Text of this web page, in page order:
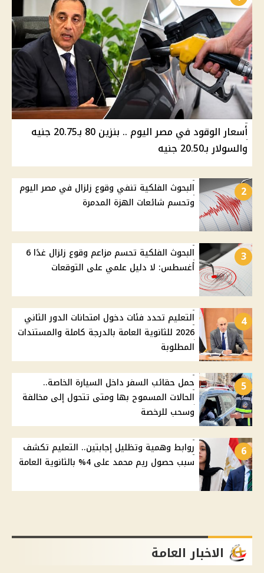
أسعار الوقود في مصر اليوم .. بنزين 80 بـ20.75 جنيه
والسولار بـ20.50 جنيه
2
البحوث الفلكية تنفي وقوع زلزال في مصر اليوم
وتحسم شائعات الهزة المدمرة
3
البحوث الفلكية تحسم مزاعم وقوع زلزال غدًا 6
أغسطس: لا دليل علمي على التوقعات
4
التعليم تحدد فئات دخول امتحانات الدور الثاني
2026 للثانوية العامة بالدرجة كاملة والمستندات
المطلوبة
5
حمل حقائب السفر داخل السيارة الخاصة..
الحالات المسموح بها ومتى تتحول إلى مخالفة
وسحب للرخصة
6
روابط وهمية وتظليل إجابتين.. التعليم تكشف
سبب حصول ريم محمد على 4% بالثانوية العامة
الاخبار العامة